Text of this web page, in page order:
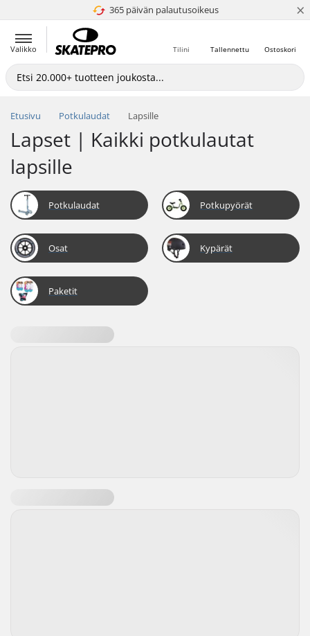
365 päivän palautusoikeus
4.8 / 5 ×
Valikko Ostoskori
Tallennettu
Tilini
Etusivu Potkulaudat Lapsille
Lapset | Kaikki potkulautat
lapsille
Potkulaudat Potkupyörät
Osat Kypärät
Paketit